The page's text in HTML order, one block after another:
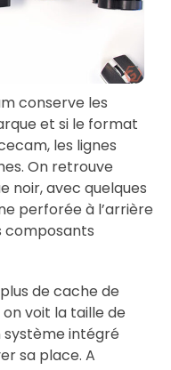
conserve les
et si le format
les lignes
On retrouve
noir, avec quelques
perforée à l’arrière
composants
de cache de
voit la taille de
système intégré
sa place. A